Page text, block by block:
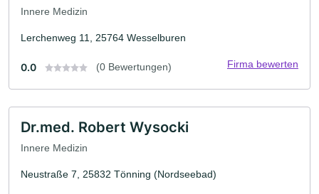
Innere Medizin
Lerchenweg 11, 25764 Wesselburen
0.0 (0 Bewertungen) Firma bewerten
Dr.med. Robert Wysocki
Innere Medizin
Neustraße 7, 25832 Tönning (Nordseebad)